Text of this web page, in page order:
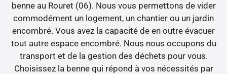
benne au Rouret (06). Nous vous permettons de vider
commodément un logement, un chantier ou un jardin
encombré. Vous avez la capacité de en outre évacuer
tout autre espace encombré. Nous nous occupons du
transport et de la gestion des déchets pour vous.
Choisissez la benne qui répond à vos nécessités par